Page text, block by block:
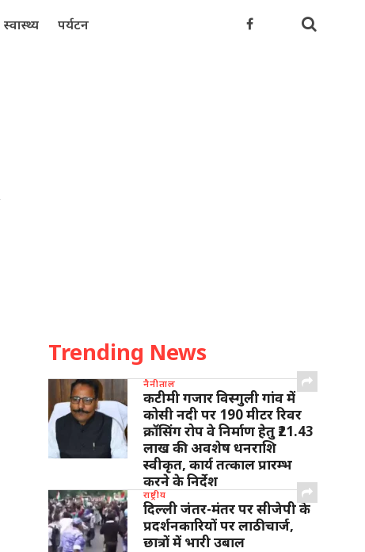
स्वास्थ्य पर्यटन
Trending News
नैनीताल
कटीमी गजार विस्गुली गांव में
कोसी नदी पर 190 मीटर रिवर
क्रॉसिंग रोप वे निर्माण हेतु ₹21.43
लाख की अवशेष धनराशि
स्वीकृत, कार्य तत्काल प्रारम्भ
करने के निर्देश
राष्ट्रीय
दिल्ली जंतर-मंतर पर सीजेपी के
प्रदर्शनकारियों पर लाठीचार्ज,
छात्रों में भारी उबाल